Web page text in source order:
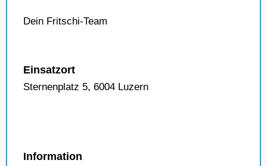
Dein Fritschi-Team
Einsatzort
Sternenplatz 5, 6004 Luzern
Information